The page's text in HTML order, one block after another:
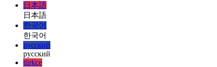
magyar
italiano
italiano
日本語
日本語
한국어
한국어